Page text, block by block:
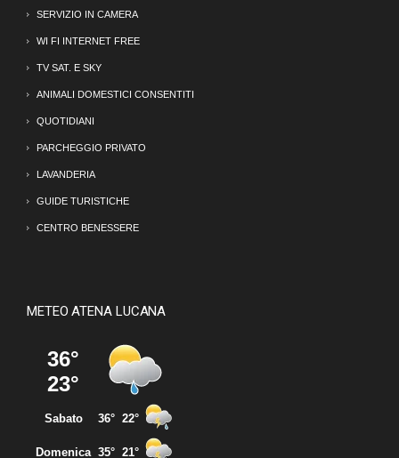
SERVIZIO IN CAMERA
WI FI INTERNET FREE
TV SAT. E SKY
ANIMALI DOMESTICI CONSENTITI
QUOTIDIANI
PARCHEGGIO PRIVATO
LAVANDERIA
GUIDE TURISTICHE
CENTRO BENESSERE
METEO ATENA LUCANA